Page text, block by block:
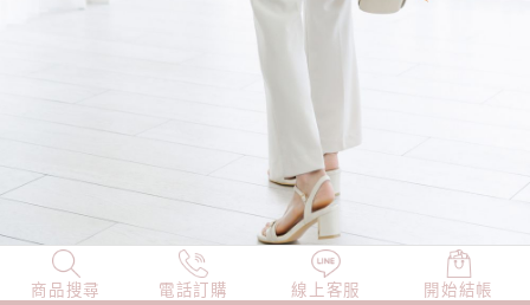
商品搜尋 電話訂購 線上客服 開始結帳
NEW 店長精選 TOP100 小編穿搭